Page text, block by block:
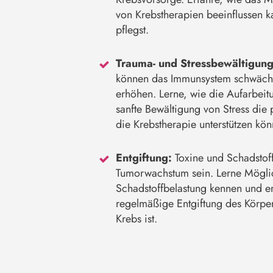
von Krebstherapien beeinflussen
pflegst.
Trauma- und
können das Immunsystem
erhöhen. Lerne, wie die
sanfte Bewältigung von Stress
die Krebstherapie unterstützen
Entgiftung: Toxine und
Tumorwachstum sein. Lerne
Schadstoffbelastung kennen und
regelmäßige Entgiftung des
Krebs ist.